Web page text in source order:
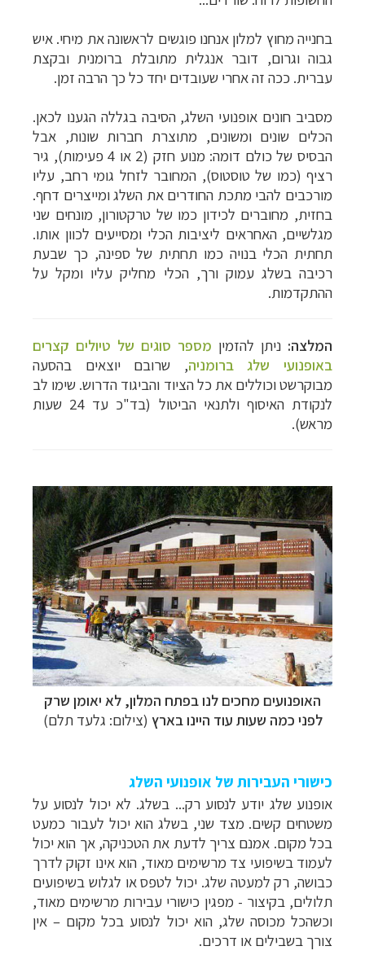
בחנייה מחוץ למלון אנחנו פוגשים לראשונה את מיחי. איש
גבוה וגרום, דובר אנגלית מתובלת ברומנית ובקצת
עברית. ככה זה אחרי שעובדים יחד כל כך הרבה זמן.
מסביב חונים אופנועי השלג, הסיבה בגללה הגענו לכאן.
הכלים שונים ומשונים, מתוצרת חברות שונות, אבל
הבסיס של כולם דומה: מנוע חזק (2 או 4 פעימות), גיר
רציף (כמו של טוסטוס), המחובר לזחל גומי רחב, עליו
מורכבים להבי מתכת החודרים את השלג ומייצרים דחף.
בחזית, מחוברים לכידון כמו של טרקטורון, מונחים שני
מגלשיים, האחראים ליציבות הכלי ומסייעים לכוון אותו.
תחתית הכלי בנויה כמו תחתית של ספינה, כך שבעת
רכיבה בשלג עמוק ורך, הכלי מחליק עליו ומקל על
ההתקדמות.
המלצה: ניתן להזמין מספר סוגים של טיולים קצרים
באופנועי שלג ברומניה, שרובם יוצאים בהסעה
מבוקרשט וכוללים את כל הציוד והביגוד הדרוש. שימו לב
לנקודת האיסוף ולתנאי הביטול (בד"כ עד 24 שעות
מראש).
האופנועים מחכים לנו בפתח המלון, לא יאומן שרק
לפני כמה שעות עוד היינו בארץ (צילום: גלעד תלם)
כישורי העבירות של אופנועי השלג
אופנוע שלג יודע לנסוע רק... בשלג. לא יכול לנסוע על
משטחים קשים. מצד שני, בשלג הוא יכול לעבור כמעט
בכל מקום. אמנם צריך לדעת את הטכניקה, אך הוא יכול
לעמוד בשיפועי צד מרשימים מאוד, הוא אינו זקוק לדרך
כבושה, רק למעטה שלג. יכול לטפס או לגלוש בשיפועים
תלולים, בקיצור - מפגין כישורי עבירות מרשימים מאוד,
וכשהכל מכוסה שלג, הוא יכול לנסוע בכל מקום – אין
צורך בשבילים או דרכים.